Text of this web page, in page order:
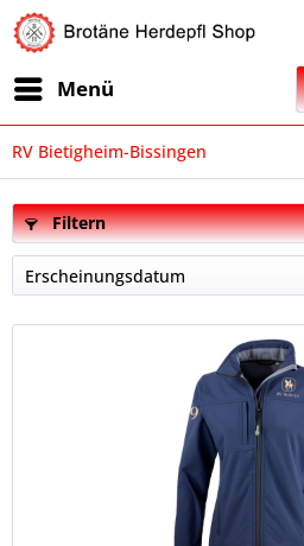
Menü
RV Bietigheim-Bissingen
Filtern